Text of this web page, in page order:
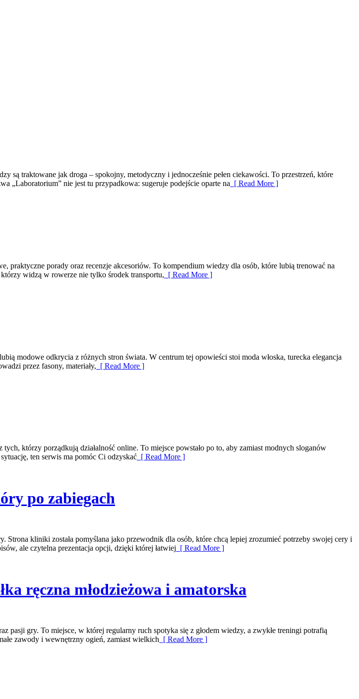
traktowane jak droga – spokojny, metodyczny i jednocześnie pełen ciekawości. To przestrzeń, które
„Laboratorium” nie jest tu przypadkowa: sugeruje podejście oparte na [ Read More ]
porady oraz recenzje akcesoriów. To kompendium wiedzy dla osób, które lubią trenować na
widzą w rowerze nie tylko środek transportu, [ Read More ]
modowe odkrycia z różnych stron świata. W centrum tej opowieści stoi moda włoska, turecka elegancja
przez fasony, materiały, [ Read More ]
którzy porządkują działalność online. To miejsce powstało po to, aby zamiast modnych sloganów
ten serwis ma pomóc Ci odzyskać [ Read More ]
po zabiegach
kliniki została pomyślana jako przewodnik dla osób, które chcą lepiej zrozumieć potrzeby swojej cery i
ale czytelna prezentacja opcji, dzięki której łatwiej [ Read More ]
ręczna młodzieżowa i amatorska
gry. To miejsce, w której regularny ruch spotyka się z głodem wiedzy, a zwykłe treningi potrafią
zawody i wewnętrzny ogień, zamiast wielkich [ Read More ]